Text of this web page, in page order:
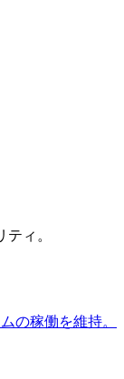
ィ。
の稼働を維持。